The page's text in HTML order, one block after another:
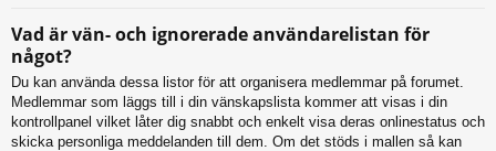
Vad är vän- och ignorerade användarelistan för
något?
Du kan använda dessa listor för att organisera medlemmar på forumet.
Medlemmar som läggs till i din vänskapslista kommer att visas i din
kontrollpanel vilket låter dig snabbt och enkelt visa deras onlinestatus och
skicka personliga meddelanden till dem. Om det stöds i mallen så kan